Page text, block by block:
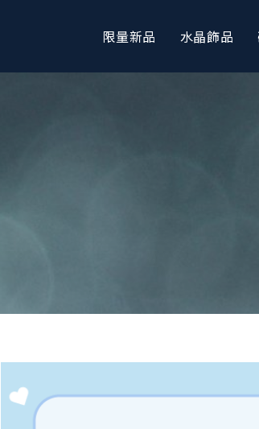
限量新品 水晶飾品